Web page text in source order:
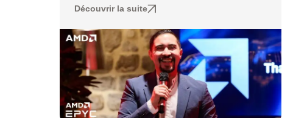
Découvrir la suite